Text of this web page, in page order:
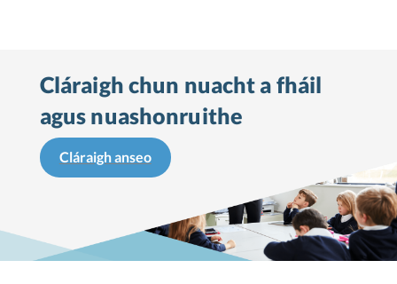
Cláraigh chun nuacht a fháil
agus nuashonruithe
Cláraigh anseo